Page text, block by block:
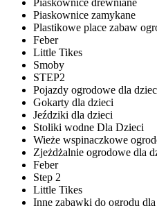
Piaskownice drewniane
Piaskownice zamykane
Plastikowe place zabaw
Feber
Little Tikes
Smoby
STEP2
Pojazdy ogrodowe dla
Gokarty dla dzieci
Jeździki dla dzieci
Stoliki wodne Dla Dzieci
Wieże wspinaczkowe
Zjeżdżalnie ogrodowe dla
Feber
Step 2
Little Tikes
Inne zabawki do ogrodu